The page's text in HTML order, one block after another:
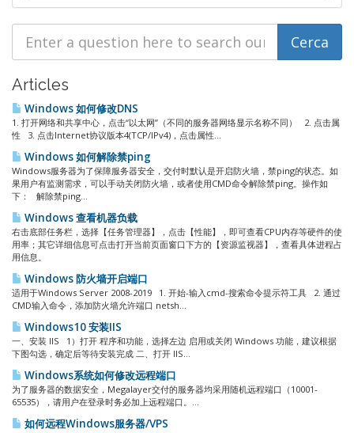
Articles
Windows 如何修改DNS
1. 打开网络和共享中心，点击“以太网”（不同的服务器网络显示名称不同） 2. 点击属
性 3. 点击Internet协议版本4(TCP/IPv4)，点击属性...
Windows 如何解除禁ping
Windows服务器为了保障服务器安全，交付时默认是开启防火墙，禁ping的状态。如
果用户有监测需求，可以手动关闭防火墙，或者使用CMD命令解除禁ping。操作如
下： 解除禁ping...
Windows 查看机器负载
右击底部任务栏，选择【任务管理器】，点击【性能】，即可查看CPU内存等硬件的使
用率；其它详细信息可点击打开当前页面窗口下方的【资源监视器】，查看具体进程占
用信息。
Windows 防火墙开启端口
适用于Windows Server 2008-2019 1. 开始-输入cmd-搜索命令提示符工具 2. 通过
CMD输入命令，添加防火墙允许端口 netsh...
Windows10 安装IIS
一、安装 IIS 1）打开 程序和功能，选择左边 启用或关闭 Windows 功能，建议根据
下图勾选，确定后等待安装完成 二、打开 IIS...
Windows系统如何修改远程端口
为了服务器的数据安全，Megalayer交付的服务器均采用随机远程端口（10001-
65535），请用户在登录时务必加上远程端口。...
如何远程Windows服务器/VPS